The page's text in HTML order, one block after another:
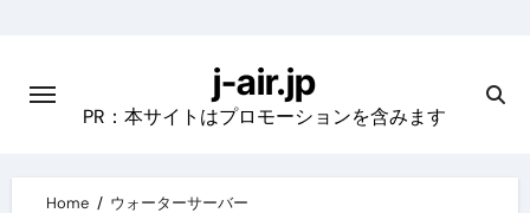
content
j-air.jp
PR：本サイトはプロモーションを含みます
Home
ウォーターサーバー